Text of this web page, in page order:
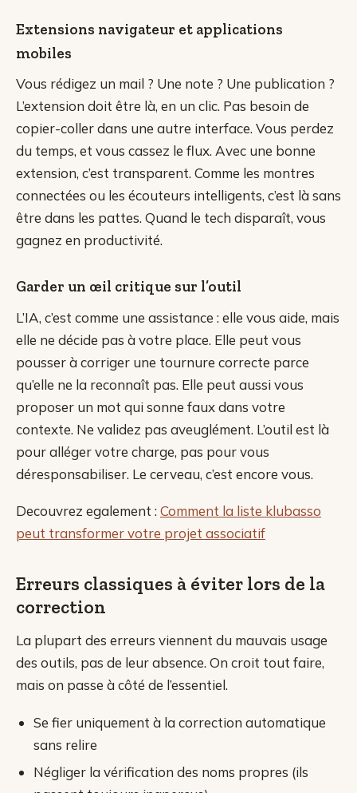
Extensions navigateur et applications
mobiles
Vous rédigez un mail ? Une note ? Une publication ?
L’extension doit être là, en un clic. Pas besoin de
copier-coller dans une autre interface. Vous perdez
du temps, et vous cassez le flux. Avec une bonne
extension, c’est transparent. Comme les montres
connectées ou les écouteurs intelligents, c’est là sans
être dans les pattes. Quand le tech disparaît, vous
gagnez en productivité.
Garder un œil critique sur l’outil
L’IA, c’est comme une assistance : elle vous aide, mais
elle ne décide pas à votre place. Elle peut vous
pousser à corriger une tournure correcte parce
qu’elle ne la reconnaît pas. Elle peut aussi vous
proposer un mot qui sonne faux dans votre
contexte. Ne validez pas aveuglément. L’outil est là
pour alléger votre charge, pas pour vous
déresponsabiliser. Le cerveau, c’est encore vous.
Decouvrez egalement :Comment la liste klubasso
peut transformer votre projet associatif
Erreurs classiques à éviter lors de la
correction
La plupart des erreurs viennent du mauvais usage
des outils, pas de leur absence. On croit tout faire,
mais on passe à côté de l’essentiel.
Se fier uniquement à la correction automatique
sans relire
Négliger la vérification des noms propres (ils